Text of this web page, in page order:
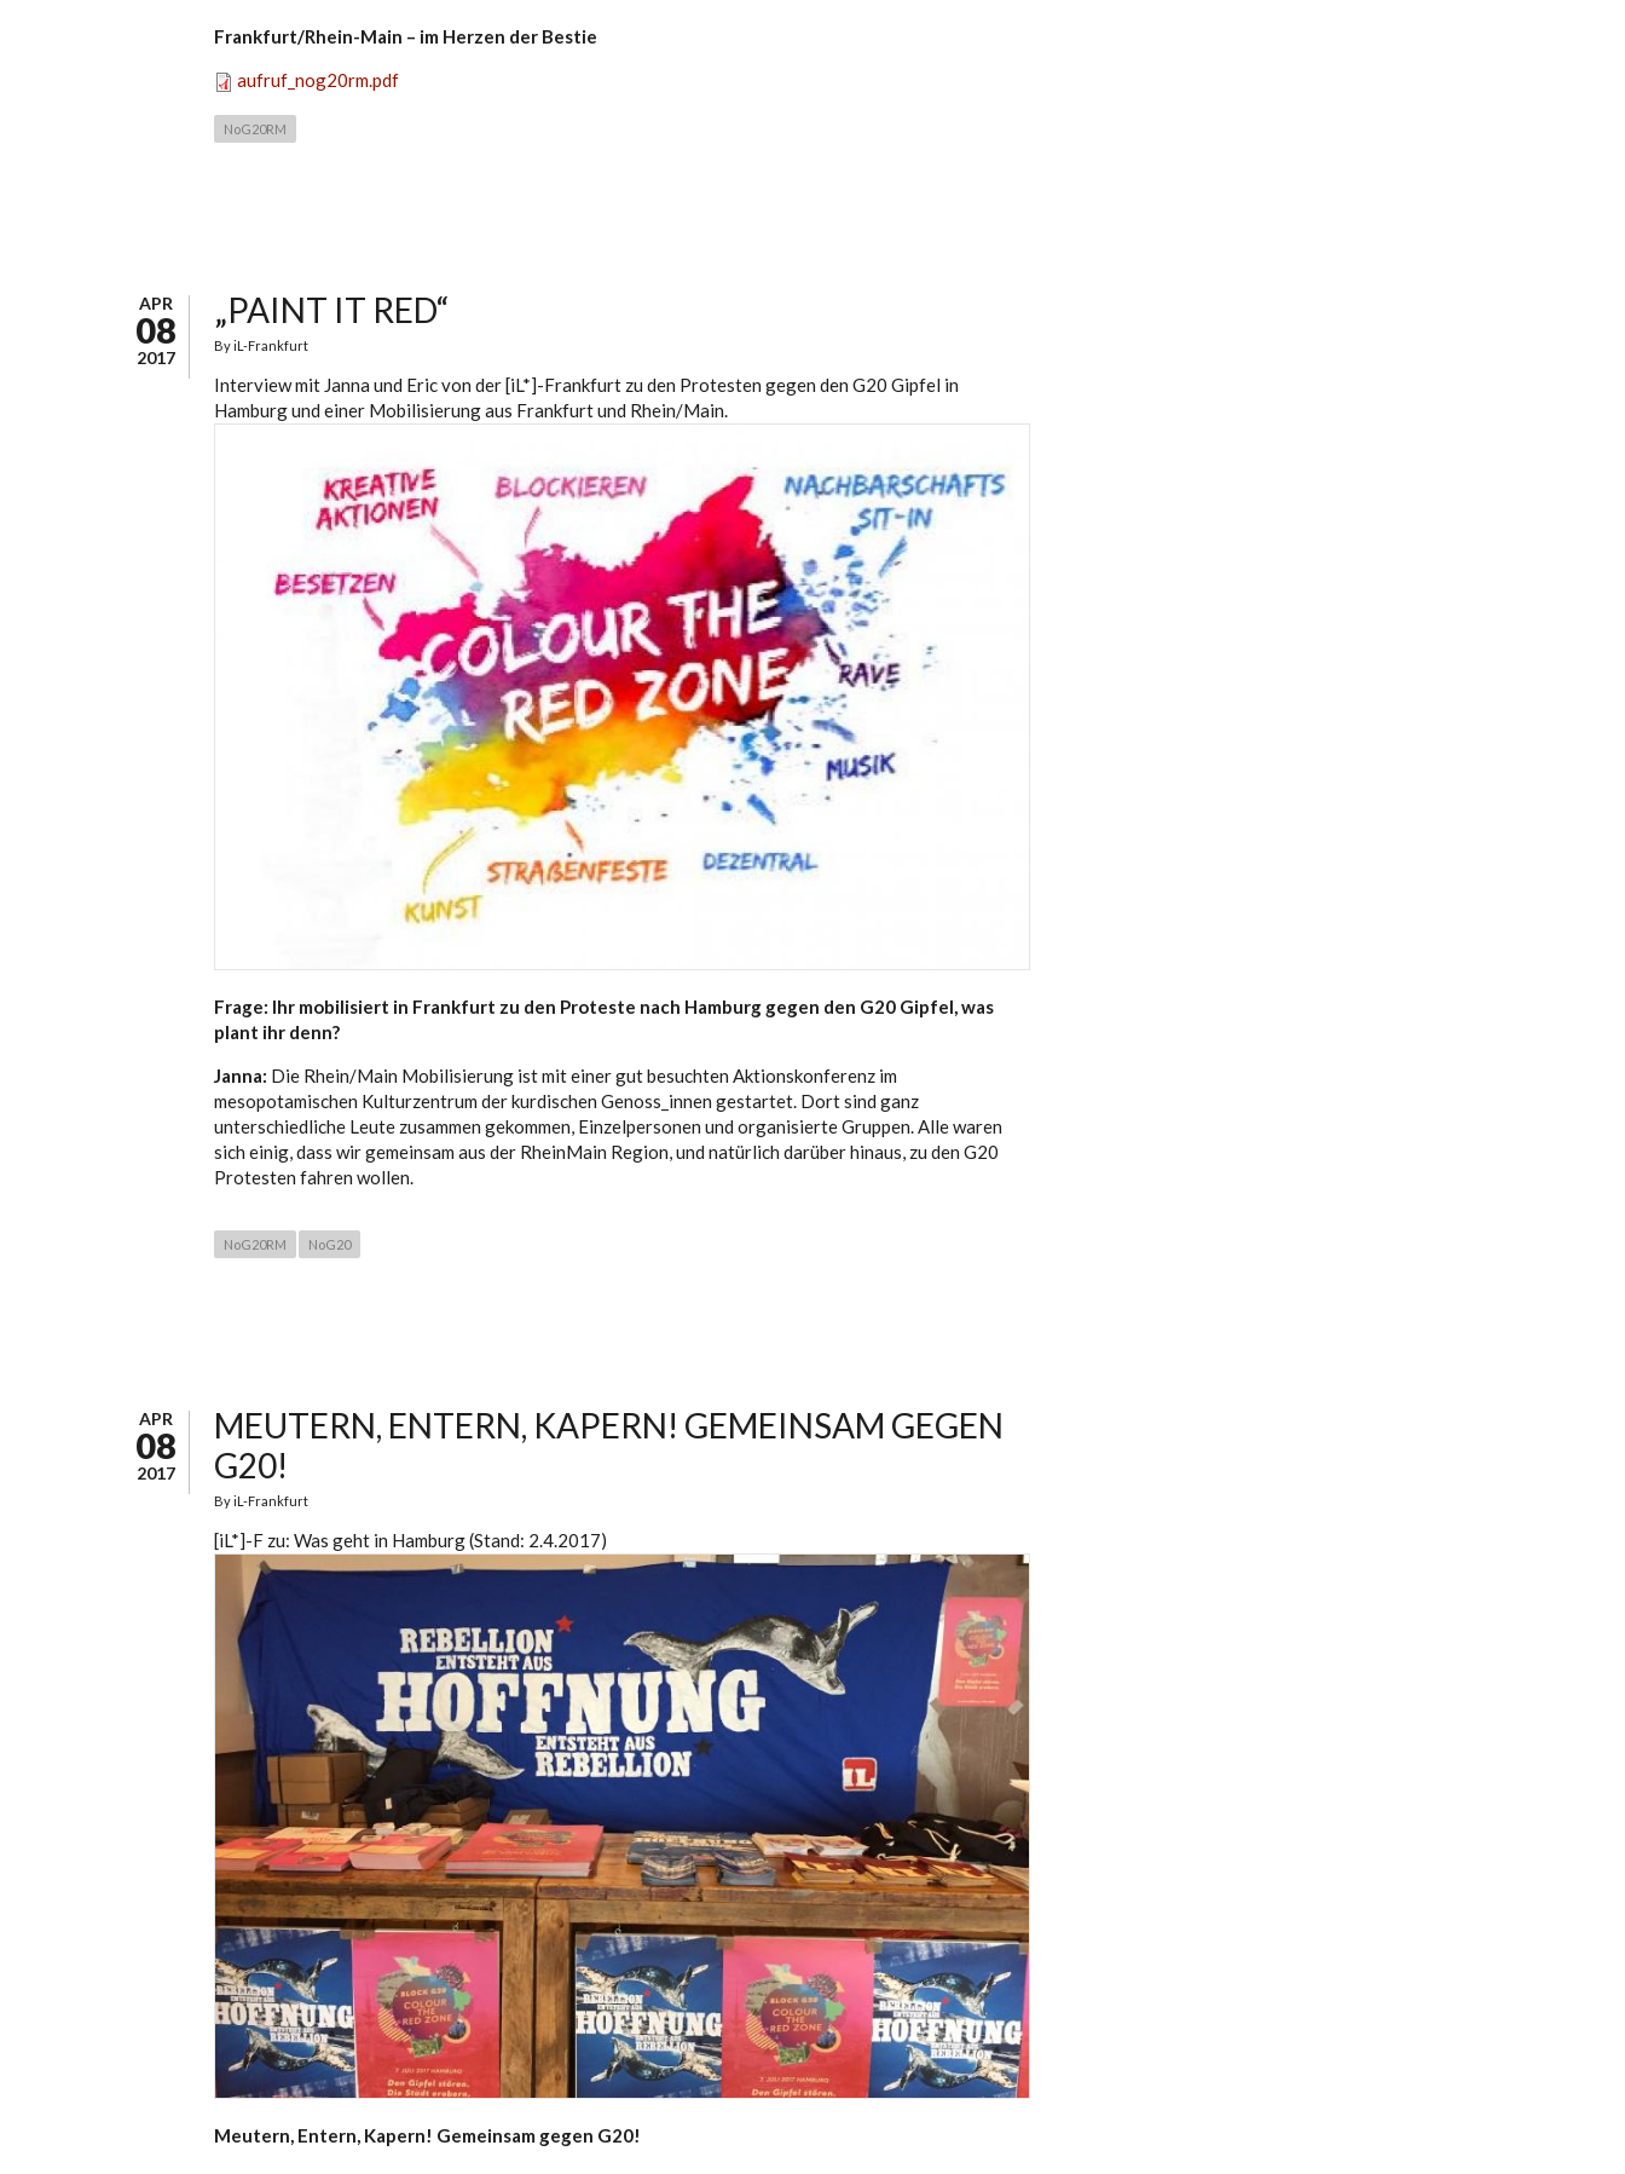
Frankfurt/Rhein-Main – im Herzen der Bestie
aufruf_nog20rm.pdf
NoG20RM
APR
08
2017
„PAINT IT RED“
ByiL-Frankfurt
Interview mit Janna und Eric von der [iL*]-Frankfurt zu den Protesten gegen den G20 Gipfel in
Hamburg und einer Mobilisierung aus Frankfurt und Rhein/Main.
Frage: Ihr mobilisiert in Frankfurt zu den Proteste nach Hamburg gegen den G20 Gipfel, was
plant ihr denn?
Janna: Die Rhein/Main Mobilisierung ist mit einer gut besuchten Aktionskonferenz im
mesopotamischen Kulturzentrum der kurdischen Genoss_innen gestartet. Dort sind ganz
unterschiedliche Leute zusammen gekommen, Einzelpersonen und organisierte Gruppen. Alle waren
sich einig, dass wir gemeinsam aus der RheinMain Region, und natürlich darüber hinaus, zu den G20
Protesten fahren wollen.
NoG20RM NoG20
APR
08
2017
MEUTERN, ENTERN, KAPERN! GEMEINSAM GEGEN
G20!
ByiL-Frankfurt
[iL*]-F zu: Was geht in Hamburg (Stand: 2.4.2017)
Meutern, Entern, Kapern! Gemeinsam gegen G20!